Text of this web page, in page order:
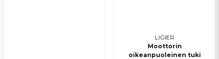
LIGIER
Moottorin
oikeanpuoleinen tuki